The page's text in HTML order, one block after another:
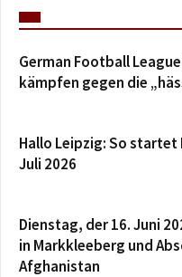
German Football
kämpfen gegen die
Hallo Leipzig: So startet
Juli 2026
Dienstag, der 16. Juni
in Markkleeberg und
Afghanistan